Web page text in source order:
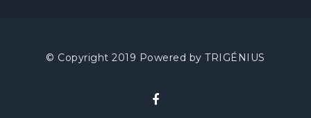
© Copyright 2019 Powered byTRIGÉNIUS